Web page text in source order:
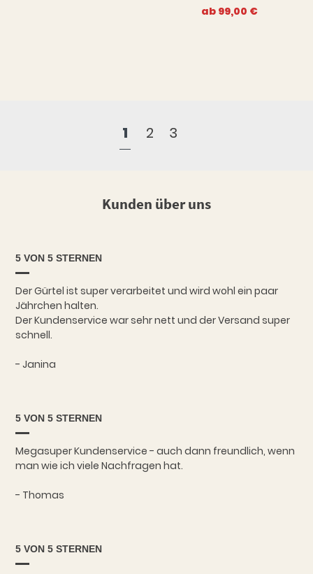
ab 99,00 €
1 2 3
Kunden über uns
5 VON 5 STERNEN
Der Gürtel ist super verarbeitet und wird wohl ein paar
Jährchen halten.
Der Kundenservice war sehr nett und der Versand super
schnell.
- Janina
5 VON 5 STERNEN
Megasuper Kundenservice - auch dann freundlich, wenn
man wie ich viele Nachfragen hat.
- Thomas
5 VON 5 STERNEN